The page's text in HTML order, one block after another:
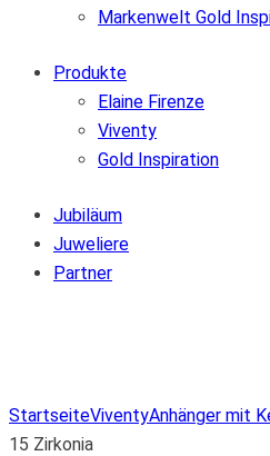
Markenwelt Gold
Produkte
Elaine Firenze
Viventy
Gold Inspiration
Jubiläum
Juweliere
Partner
StartseiteViventyAnhänger mit
15 Zirkonia